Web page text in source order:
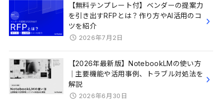
【無料テンプレート付】ベンダーの提案力
を引き出すRFPとは？作り方やAI活用のコ
ツを紹介
2026年7月2日
【2026年最新版】NotebookLMの使い方
｜主要機能や活用事例、トラブル対処法を
解説
2026年6月30日